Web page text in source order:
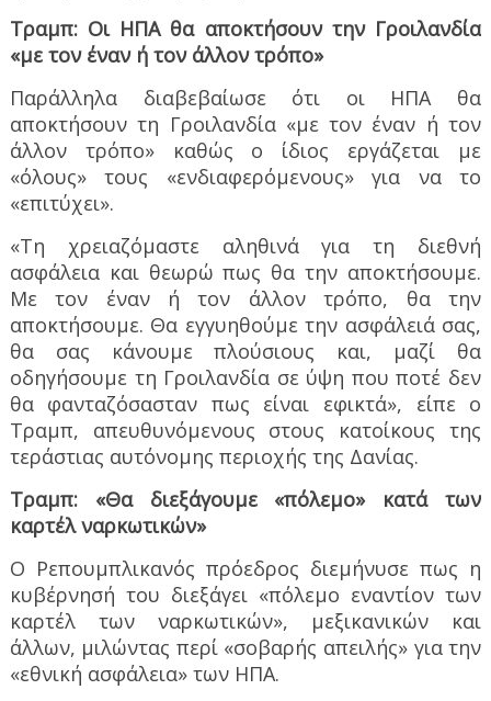
Τραμπ: Οι ΗΠΑ θα αποκτήσουν την Γροιλανδία
«με τον έναν ή τον άλλον τρόπο»
Παράλληλα διαβεβαίωσε ότι οι ΗΠΑ θα
αποκτήσουν τη Γροιλανδία «με τον έναν ή τον
άλλον τρόπο» καθώς ο ίδιος εργάζεται με
«όλους» τους «ενδιαφερόμενους» για να το
«επιτύχει».
«Τη χρειαζόμαστε αληθινά για τη διεθνή
ασφάλεια και θεωρώ πως θα την αποκτήσουμε.
Με τον έναν ή τον άλλον τρόπο, θα την
αποκτήσουμε. Θα εγγυηθούμε την ασφάλειά σας,
θα σας κάνουμε πλούσιους και, μαζί θα
οδηγήσουμε τη Γροιλανδία σε ύψη που ποτέ δεν
θα φανταζόσασταν πως είναι εφικτά», είπε ο
Τραμπ, απευθυνόμενους στους κατοίκους της
τεράστιας αυτόνομης περιοχής της Δανίας.
Τραμπ: «Θα διεξάγουμε «πόλεμο» κατά των
καρτέλ ναρκωτικών»
Ο Ρεπουμπλικανός πρόεδρος διεμήνυσε πως η
κυβέρνησή του διεξάγει «πόλεμο εναντίον των
καρτέλ των ναρκωτικών», μεξικανικών και
άλλων, μιλώντας περί «σοβαρής απειλής» για την
«εθνική ασφάλεια» των ΗΠΑ.